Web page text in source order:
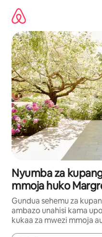
kwenda
kwenye
maudhui
Nyumba za
mmoja huko
Gundua sehemu za
ambazo unahisi kama
kukaa za mwezi mmoja